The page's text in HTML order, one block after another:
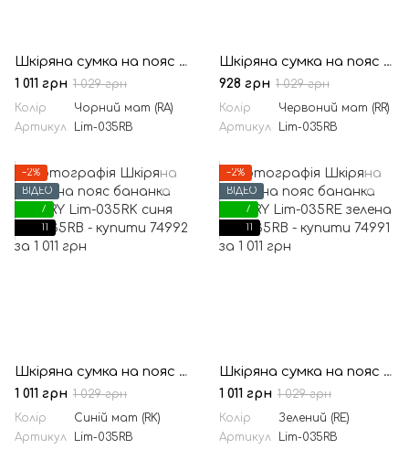
Шкіряна сумка на пояс бананка LIMARY Lim-035RA чорна
1 011 грн 1 029 грн
Колір
Чорний мат (RA)
Артикул
Lim-035RB
Шкіряна сумка на пояс бананка LIMARY Lim-035RR червона
928 грн 1 029 грн
Колір
Червоний мат (RR)
Артикул
Lim-035RB
−2%
ВІДЕО
7
11
Шкіряна сумка на пояс бананка LIMARY Lim-035RK синя
1 011 грн 1 029 грн
Колір
Синій мат (RK)
Артикул
Lim-035RB
−2%
ВІДЕО
7
11
Шкіряна сумка на пояс бананка LIMARY Lim-035RE зелена
1 011 грн 1 029 грн
Колір
Зелений (RE)
Артикул
Lim-035RB